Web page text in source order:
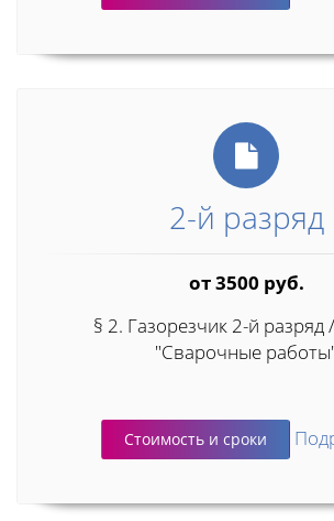
2-й разряд
от 3500 руб.
§ 2. Газорезчик 2-й разряд
"Сварочные
Стоимость и сроки